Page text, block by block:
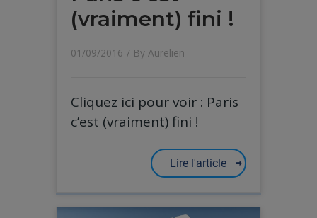
(vraiment) fini !
01/09/2016 / By Aurelien
Cliquez ici pour voir : Paris
c’est (vraiment) fini !
Lire l'article